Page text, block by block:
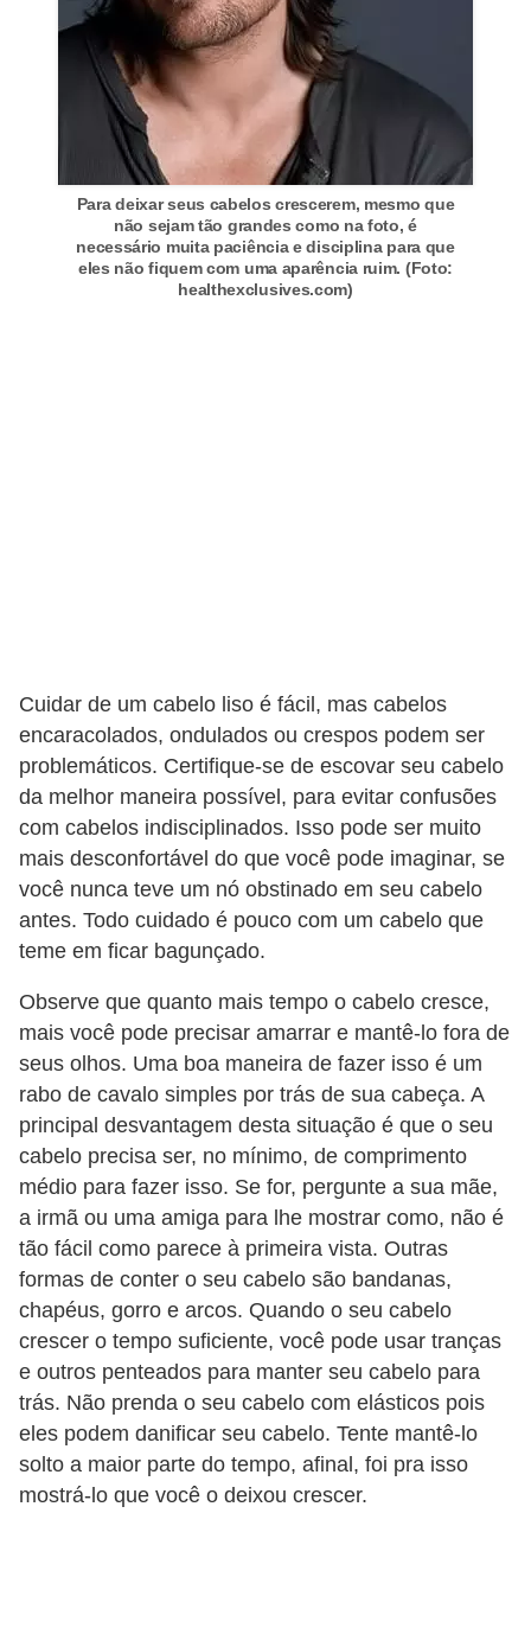
Para deixar seus cabelos crescerem, mesmo que
não sejam tão grandes como na foto, é
necessário muita paciência e disciplina para que
eles não fiquem com uma aparência ruim. (Foto:
healthexclusives.com)
Cuidar de um cabelo liso é fácil, mas cabelos
encaracolados, ondulados ou crespos podem ser
problemáticos. Certifique-se de escovar seu cabelo
da melhor maneira possível, para evitar confusões
com cabelos indisciplinados. Isso pode ser muito
mais desconfortável do que você pode imaginar, se
você nunca teve um nó obstinado em seu cabelo
antes. Todo cuidado é pouco com um cabelo que
teme em ficar bagunçado.
Observe que quanto mais tempo o cabelo cresce,
mais você pode precisar amarrar e mantê-lo fora de
seus olhos. Uma boa maneira de fazer isso é um
rabo de cavalo simples por trás de sua cabeça. A
principal desvantagem desta situação é que o seu
cabelo precisa ser, no mínimo, de comprimento
médio para fazer isso. Se for, pergunte a sua mãe,
a irmã ou uma amiga para lhe mostrar como, não é
tão fácil como parece à primeira vista. Outras
formas de conter o seu cabelo são bandanas,
chapéus, gorro e arcos. Quando o seu cabelo
crescer o tempo suficiente, você pode usar tranças
e outros penteados para manter seu cabelo para
trás. Não prenda o seu cabelo com elásticos pois
eles podem danificar seu cabelo. Tente mantê-lo
solto a maior parte do tempo, afinal, foi pra isso
mostrá-lo que você o deixou crescer.
s
s
m
a
s
c
u
l
i
o
P
é
s
m
ã
o
s
R
o
u
p